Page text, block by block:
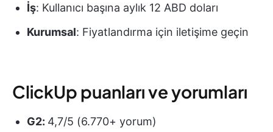
İş: Kullanıcı başına aylık 12 ABD doları
Kurumsal: Fiyatlandırma için iletişime geçin
ClickUp puanları ve yorumları
G2: 4,7/5 (6.770+ yorum)